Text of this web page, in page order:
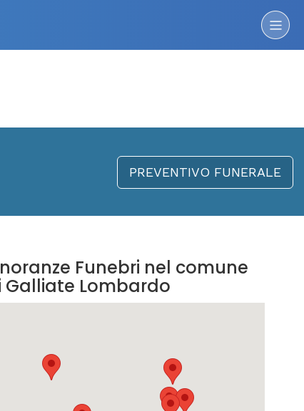
PREVENTIVO FUNERALE
Funebri nel comune
Galliate Lombardo